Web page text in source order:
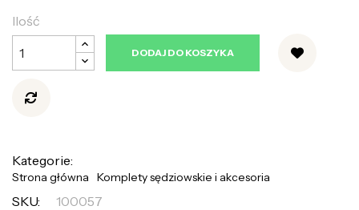
Ilość
DODAJ DO KOSZYKA
Kategorie:
Strona główna Komplety sędziowskie i akcesoria
SKU:
100057